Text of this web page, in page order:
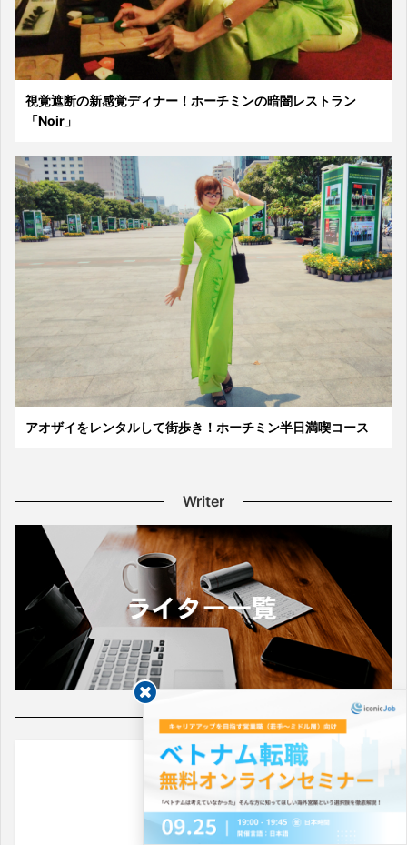
視覚遮断の新感覚ディナー！ホーチミンの暗闇レストラン
「Noir」
アオザイをレンタルして街歩き！ホーチミン半日満喫コース
Writer
Follow Us